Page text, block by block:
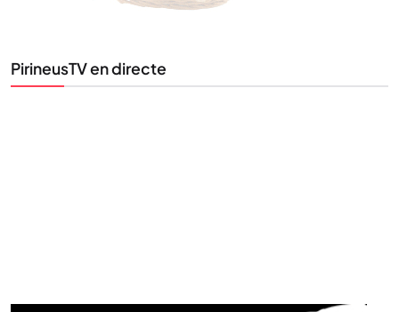
PirineusTV en directe
al teu correu. Subscriu-te al nostre butlletí i segueix
la informació que importa.